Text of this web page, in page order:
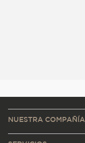
NUESTRA COMPAÑÍA